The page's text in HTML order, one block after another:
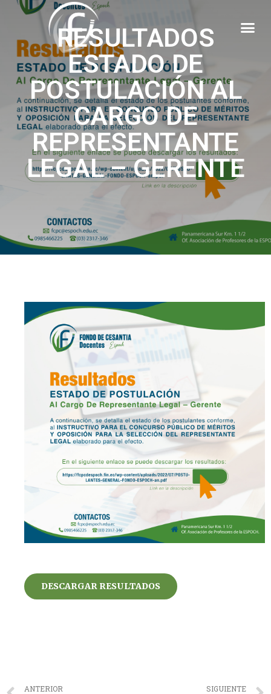
RESULTADOS
ESTADO DE
POSTULACIÓN AL
CARGO DE
REPRESENTANTE
LEGAL – GERENTE
DESCARGAR RESULTADOS
ANTERIOR SIGUIENTE